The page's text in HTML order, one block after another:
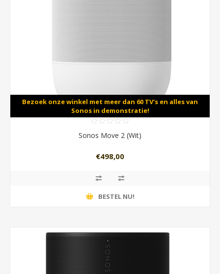
Bezoek onze winkel met meer dan 60 TV's en alles van
Sonos in demonstratie!
Sonos Move 2 (Wit)
€498,00
BESTEL NU!